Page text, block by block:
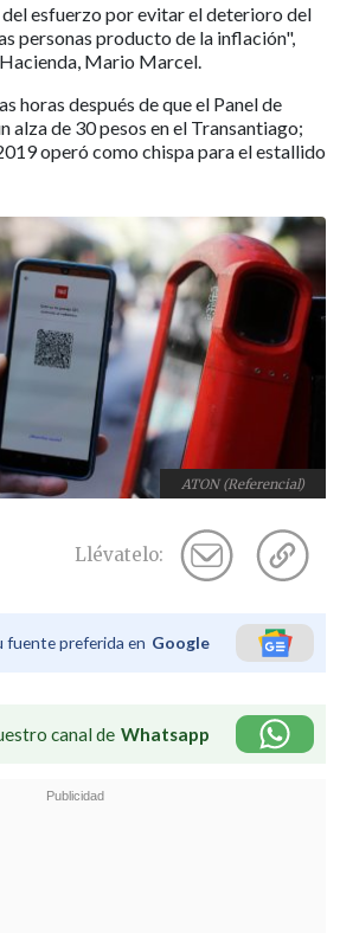
del esfuerzo por evitar el deterioro del
personas producto de la inflación",
Mario Marcel.
horas después de que el Panel de
alza de 30 pesos en el Transantiago;
operó como chispa para el estallido
ATON (Referencial)
Llévatelo:
fuente preferida en Google
canal de Whatsapp